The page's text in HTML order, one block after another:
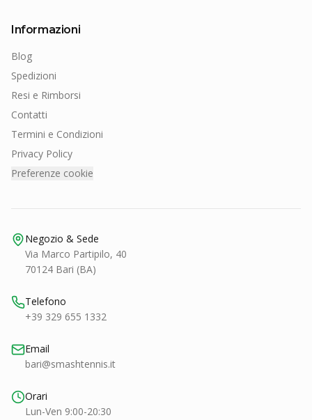
Informazioni
Blog
Spedizioni
Resi e Rimborsi
Contatti
Termini e Condizioni
Privacy Policy
Preferenze cookie
Negozio & Sede
Via Marco Partipilo, 40
70124 Bari (BA)
Telefono
+39 329 655 1332
Email
bari@smashtennis.it
Orari
Lun-Ven 9:00-20:30